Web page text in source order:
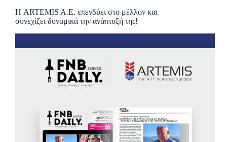
Η ARTEMIS A.E. επενδύει στο μέλλον και
συνεχίζει δυναμικά την ανάπτυξή της!